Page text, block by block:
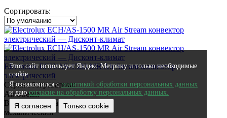
Этот сайт использует Яндекс.Метрику и только необходимые
cookie.
Я ознакомился сполитикой обработки персональных данных
и даюсогласие на обработку персональных данных.
Я согласен Только cookie
Сортировать:
Electrolux ECH/AS-1500 MR Air Stream конвектор
электрический
Серия обогревателя:
Air Stream
Вид термостата:
механический